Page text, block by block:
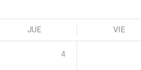
JUE VIE
4